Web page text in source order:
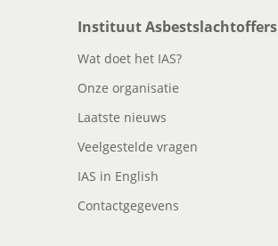
Instituut Asbestslachtoffers
Wat doet het IAS?
Onze organisatie
Laatste nieuws
Veelgestelde vragen
IAS in English
Contactgegevens